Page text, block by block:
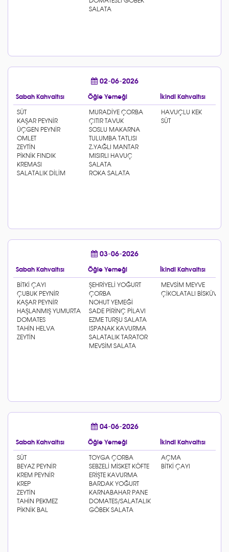
02-06-2026
Sabah Kahvaltısı Öğle Yemeği İkindi Kahvaltısı
03-06-2026
Sabah Kahvaltısı Öğle Yemeği İkindi Kahvaltısı
04-06-2026
Sabah Kahvaltısı Öğle Yemeği İkindi Kahvaltısı